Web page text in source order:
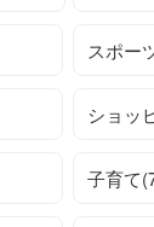
スポー
ショッ
子育て